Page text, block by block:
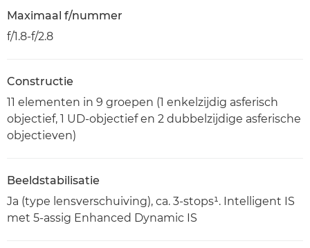
Maximaal f/nummer
f/1.8-f/2.8
Constructie
11 elementen in 9 groepen (1 enkelzijdig asferisch
objectief, 1 UD-objectief en 2 dubbelzijdige asferische
objectieven)
Beeldstabilisatie
Ja (type lensverschuiving), ca. 3-stops¹. Intelligent IS
met 5-assig Enhanced Dynamic IS